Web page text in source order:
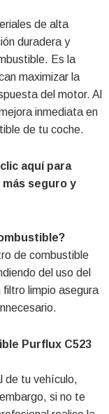
de alta
duradera y
Es la
maximizar la
del motor. Al
inmediata en
de tu coche.
aquí para
seguro y
de combustible
del uso del
limpio asegura
Purflux C523
de tu vehículo,
si no te